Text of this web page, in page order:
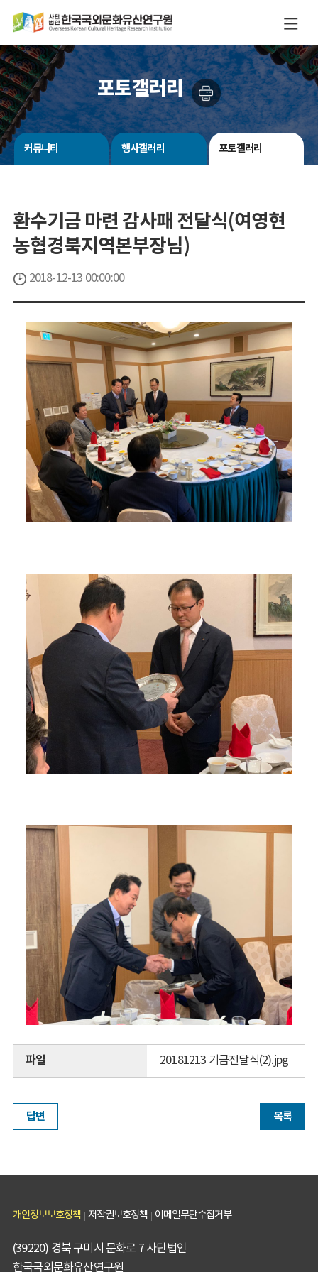
포토갤러리
커뮤니티 행사갤러리 포토갤러리
환수기금 마련 감사패 전달식(여영현
농협경북지역본부장님)
2018-12-13 00:00:00
파일 20181213 기금전달식(2).jpg
답변 목록
개인정보보호정책 저작권보호정책 이메일무단수집거부
(39220) 경북 구미시 문화로 7 사단법인
한국국외문화유산연구원